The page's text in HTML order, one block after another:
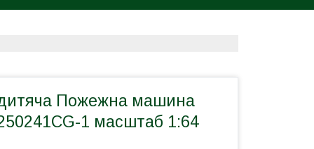
Пожежна машина
1 масштаб 1:64